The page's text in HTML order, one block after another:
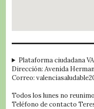
Plataforma ciudadana
Dirección: Avenida
Correo:
Todos los lunes no
Teléfono de contacto